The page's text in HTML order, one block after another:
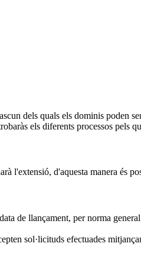
dels quals els dominis poden
els diferents processos pels
l'extensió, d'aquesta manera és
de llançament, per norma
sol·licituds efectuades